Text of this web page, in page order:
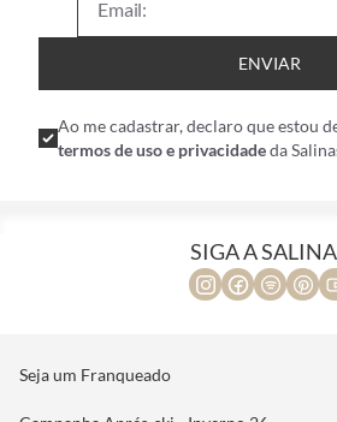
ENVIAR
Ao me cadastrar, declaro que estou
termos de uso e privacidadeda
SIGA A
Seja um Franqueado